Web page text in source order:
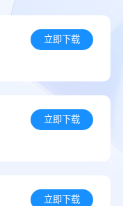
立即下载
立即下载
立即下载